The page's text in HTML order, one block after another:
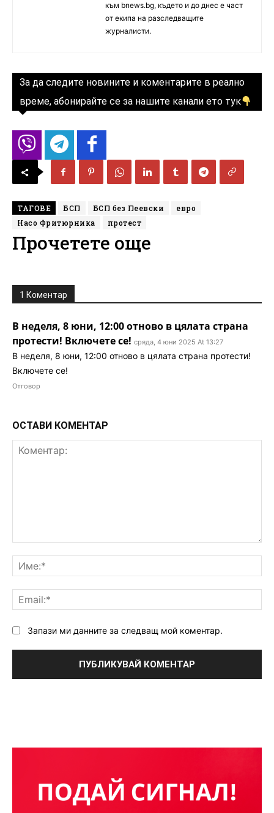
към bnews.bg, където и до днес е част
от екипа на разследващите
журналисти.
За да следите новините и коментарите в реално
време, абонирайте се за нашите канали ето тук
ТАГОВЕ БСП БСП без Пеевски
евро
Насо Фритюрника
протест
Прочетете още
1 Коментар
В неделя, 8 юни, 12:00 отново в цялата страна
протести! Включете се! сряда, 4 юни 2025 At 13:27
В неделя, 8 юни, 12:00 отново в цялата страна протести!
Включете се!
Отговор
ОСТАВИ КОМЕНТАР
Запази ми данните за следващ мой коментар.